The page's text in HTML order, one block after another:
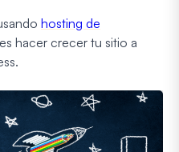
hosting de
hacer crecer tu sitio a